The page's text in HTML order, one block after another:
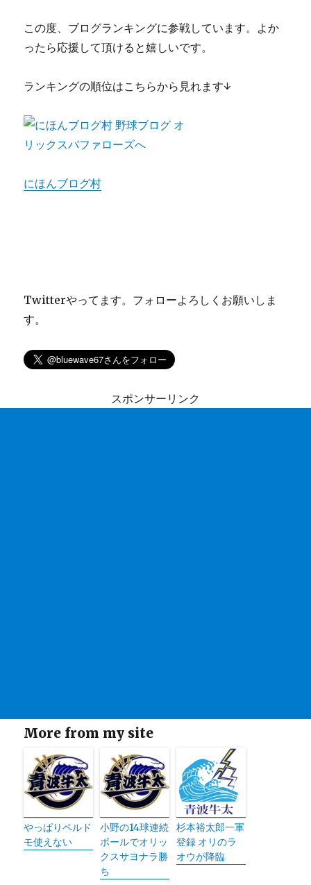
この度、ブログランキングに参戦しています。よか
ったら応援して頂けると嬉しいです。
ランキングの順位はこちらから見れます↓
にほんブログ村
Twitterやってます。フォローよろしくお願いしま
す。
スポンサーリンク
More from my site
やっぱりペルド
モ使えない
小野の14球連続
ボールでオリッ
クスサヨナラ勝
ち
杉本裕太郎一軍
登録 オリのラ
オウが降臨